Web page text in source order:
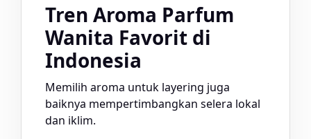
Tren Aroma Parfum
Wanita Favorit di
Indonesia
Memilih aroma untuk layering juga
baiknya mempertimbangkan selera lokal
dan iklim.